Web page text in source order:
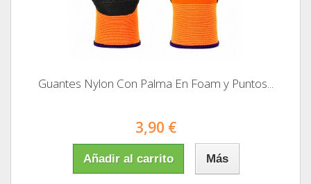
Guantes Nylon Con Palma En Foam y Puntos...
3,90 €
Añadir al carrito Más